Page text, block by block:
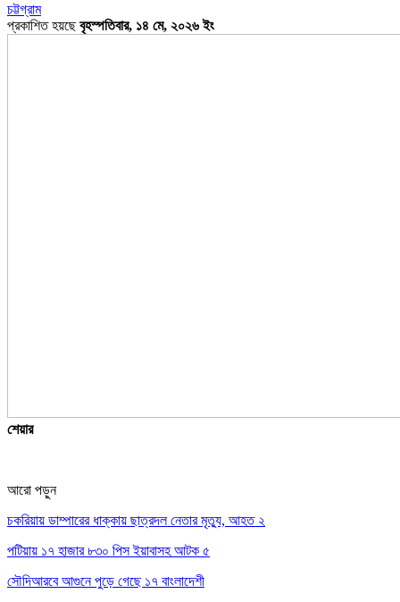
চট্টগ্রাম
প্রকাশিত হয়ছেবৃহস্পতিবার, ১৪ মে, ২০২৬ ইং
শেয়ার
আরো পড়ুন
চকরিয়ায় ডাম্পারের ধাক্কায় ছাত্রদল নেতার মৃত্যু, আহত ২
পটিয়ায় ১৭ হাজার ৮৩০ পিস ইয়াবাসহ আটক ৫
সৌদিআরবে আগুনে পুড়ে গেছে ১৭ বাংলাদেশী